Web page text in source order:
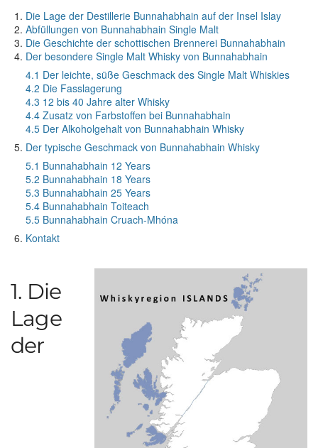
Die Lage der Destillerie Bunnahabhain auf der Insel Islay
Abfüllungen von Bunnahabhain Single Malt
Die Geschichte der schottischen Brennerei Bunnahabhain
Der besondere Single Malt Whisky von Bunnahabhain
4.1 Der leichte, süße Geschmack des Single Malt Whiskies
4.2 Die Fasslagerung
4.3 12 bis 40 Jahre alter Whisky
4.4 Zusatz von Farbstoffen bei Bunnahabhain
4.5 Der Alkoholgehalt von Bunnahabhain Whisky
Der typische Geschmack von Bunnahabhain Whisky
5.1 Bunnahabhain 12 Years
5.2 Bunnahabhain 18 Years
5.3 Bunnahabhain 25 Years
5.4 Bunnahabhain Toiteach
5.5 Bunnahabhain Cruach-Mhóna
Kontakt
1. Die
Lage
der